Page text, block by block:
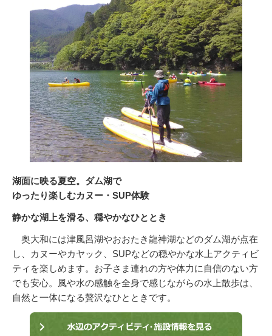
湖面に映る夏空。ダム湖で
ゆったり楽しむカヌー・SUP体験
静かな湖上を滑る、穏やかなひととき
奥大和には津風呂湖やおおたき龍神湖などのダム湖が点在
し、カヌーやカヤック、SUPなどの穏やかな水上アクティビ
ティを楽しめます。お子さま連れの方や体力に自信のない方
でも安心。風や水の感触を全身で感じながらの水上散歩は、
自然と一体になる贅沢なひとときです。